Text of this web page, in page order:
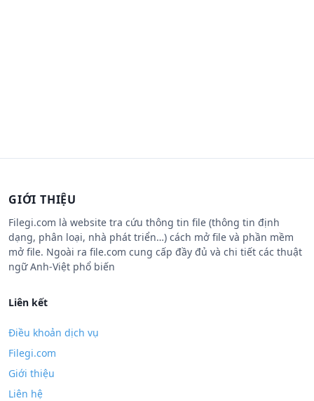
GIỚI THIỆU
Filegi.com là website tra cứu thông tin file (thông tin định
dạng, phân loại, nhà phát triển…) cách mở file và phần mềm
mở file. Ngoài ra file.com cung cấp đầy đủ và chi tiết các thuật
ngữ Anh-Việt phổ biến
Liên kết
Điều khoản dịch vụ
Filegi.com
Giới thiệu
Liên hệ